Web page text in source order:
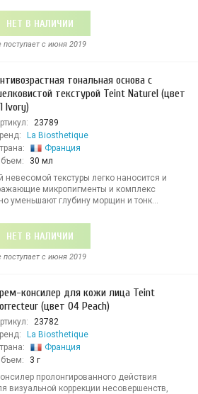
НЕТ В НАЛИЧИИ
поступает c июня 2019
тональная основа с
текстурой Teint Naturel (цвет
Ivory)
23789
La Biosthetique
Франция
30 мл
текстуры легко наносится и
микропигменты и комплекс
уменьшают глубину морщин и тонк...
НЕТ В НАЛИЧИИ
поступает c июня 2019
консилер для кожи лица Teint
(цвет 04 Peach)
23782
La Biosthetique
Франция
3 г
пролонгированного действия
визуальной коррекции несовершенств,